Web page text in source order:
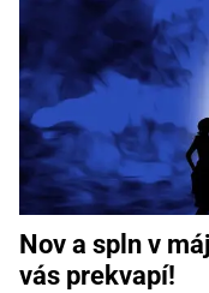
Nov a spln v
vás prekvapí!